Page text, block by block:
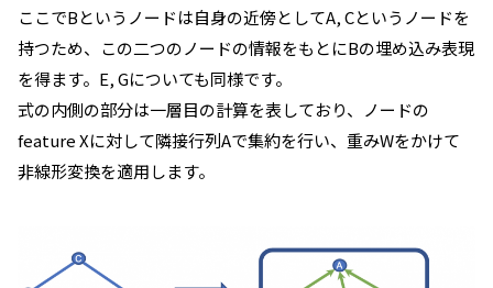
ここでBというノードは自身の近傍としてA, Cというノードを
持つため、この二つのノードの情報をもとにBの埋め込み表現
を得ます。E, Gについても同様です。
式の内側の部分は一層目の計算を表しており、ノードの
feature Xに対して隣接行列Aで集約を行い、重みWをかけて
非線形変換を適用します。